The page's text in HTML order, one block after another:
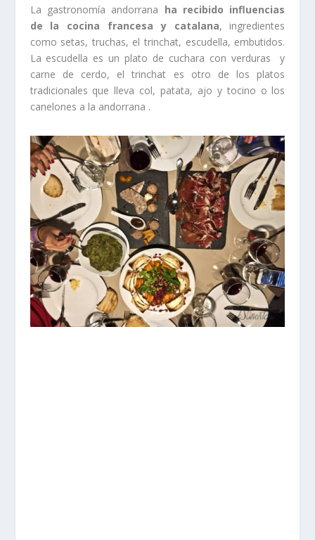
La gastronomía andorrana ha recibido influencias
de la cocina francesa y catalana, ingredientes
como setas, truchas, el trinchat, escudella, embutidos.
La escudella es un plato de cuchara con verduras y
carne de cerdo, el trinchat es otro de los platos
tradicionales que lleva col, patata, ajo y tocino o los
canelones a la andorrana .